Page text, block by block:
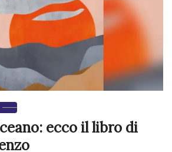
ecco il libro di